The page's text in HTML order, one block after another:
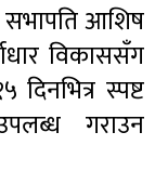
आशिष
विकाससँग
स्पष्ट
गराउन